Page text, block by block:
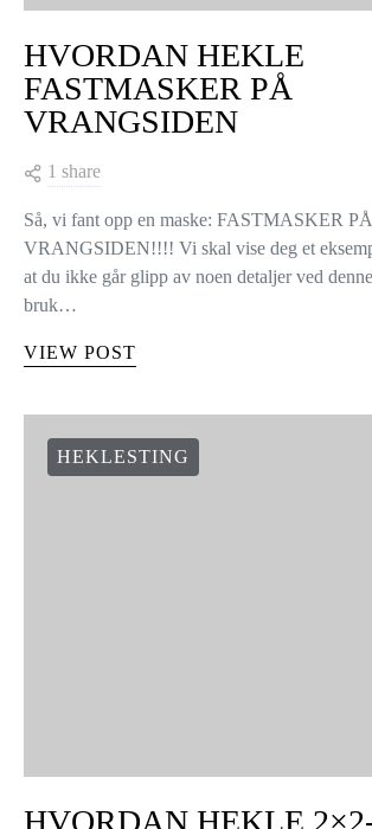
HVORDAN HEKLE
FASTMASKER PÅ
VRANGSIDEN
1 share
Så, vi fant opp en maske: FASTMASKER PÅ
VRANGSIDEN!!!! Vi skal vise deg et
at du ikke går glipp av noen detaljer ved
bruk…
VIEW POST
HEKLESTING